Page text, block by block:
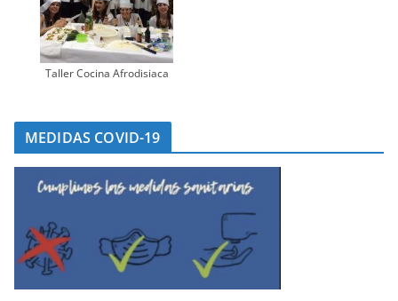
Taller Cocina Afrodisiaca
MEDIDAS COVID-19